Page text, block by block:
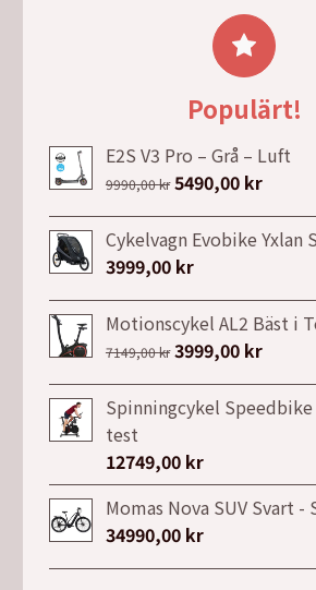
1534,00 kr.
är:
Populärt!
E2S V3 Pro – Grå – Luft
9990,00kr Det
ursprungliga
priset
var:
5490,00 krDet
priset
Cykelvagn Evobike Yxlan
3999,00 kr
Motionscykel AL2 Bäst i
7149,00kr Det
ursprungliga
priset
7149,00 kr.
3999,00 krDet
priset
Spinningcykel Speedbike
test
12749,00 kr
Momas Nova SUV Svart -
34990,00 kr